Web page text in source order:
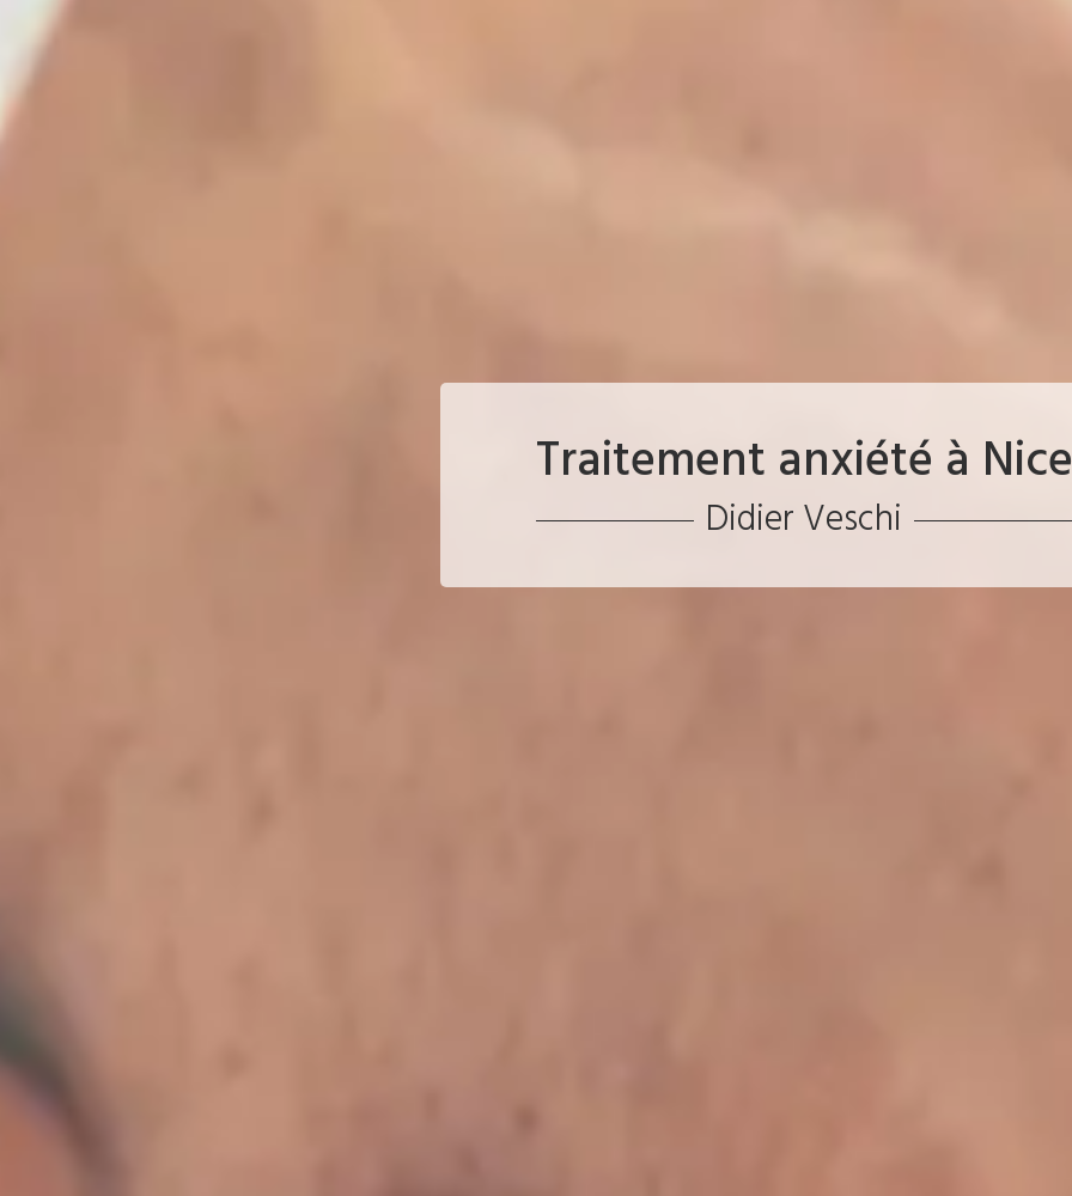
Traitement anxiété à Nice
Didier Veschi